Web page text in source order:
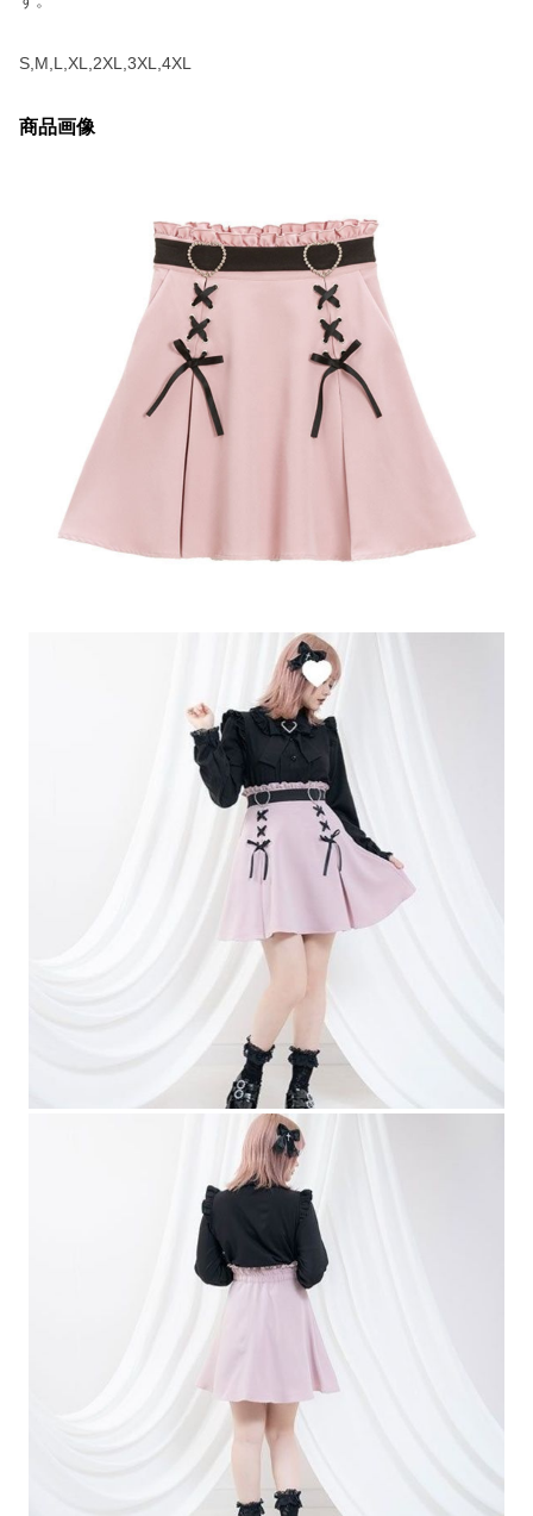
S,M,L,XL,2XL,3XL,4XL
商品画像